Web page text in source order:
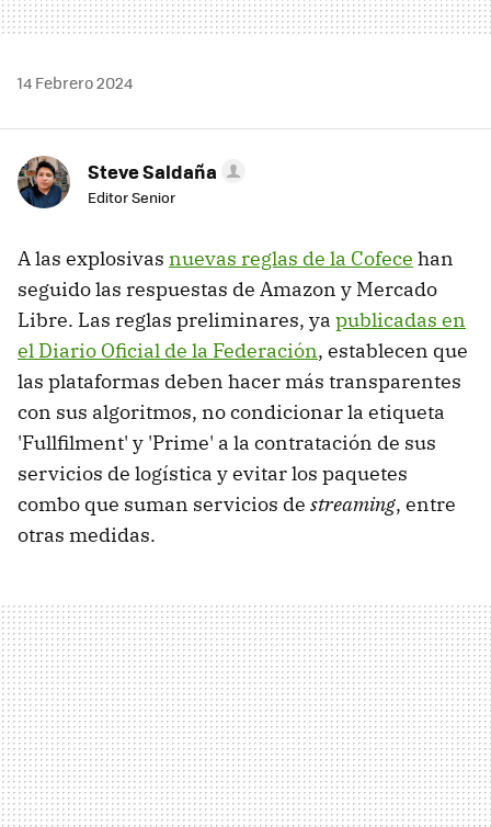
14 Febrero 2024
Steve Saldaña
Editor Senior
A las explosivas nuevas reglas de la Cofece han
seguido las respuestas de Amazon y Mercado
Libre. Las reglas preliminares, ya publicadas en
el Diario Oficial de la Federación, establecen que
las plataformas deben hacer más transparentes
con sus algoritmos, no condicionar la etiqueta
'Fullfilment' y 'Prime' a la contratación de sus
servicios de logística y evitar los paquetes
combo que suman servicios de streaming, entre
otras medidas.